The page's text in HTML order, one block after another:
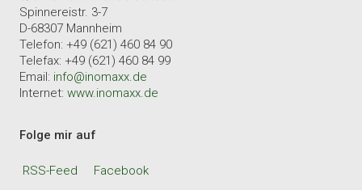
Spinnereistr. 3-7
D-68307 Mannheim
Telefon: +49 (621) 460 84 90
Telefax: +49 (621) 460 84 99
Email: info@inomaxx.de
Internet: www.inomaxx.de
Folge mir auf
RSS-Feed Facebook